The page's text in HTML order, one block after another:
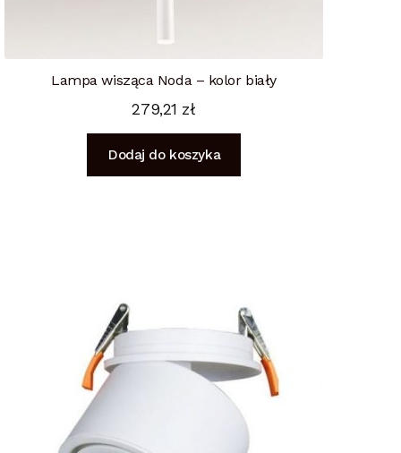
Lampa wisząca Noda – kolor biały
279,21 zł
Dodaj do koszyka